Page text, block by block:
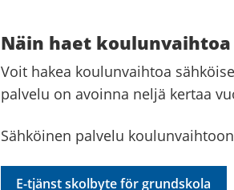
Näin haet koulunvaihtoa
Voit hakea koulunvaihtoa
palvelu on avoinna neljä kertaa
Sähköinen palvelu
E-tjänst skolbyte för grundskola